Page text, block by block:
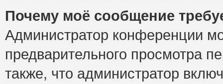
Почему моё сообщение
Администратор конференции
предварительного просмотра
также, что администратор